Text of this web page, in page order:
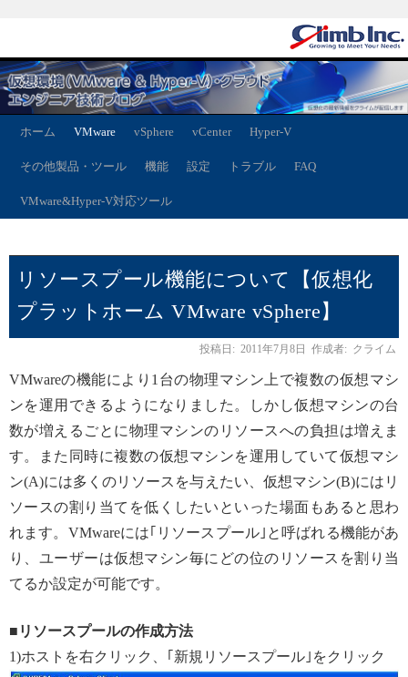
ホーム VMware vSphere vCenter Hyper-V
その他製品・ツール 機能 設定 トラブル FAQ
VMware&Hyper-V対応ツール
リソースプール機能について【仮想化
プラットホーム VMware vSphere】
投稿日: 2011年7月8日 作成者: クライム
VMwareの機能により1台の物理マシン上で複数の仮想マシ
ンを運用できるようになりました。しかし仮想マシンの台
数が増えるごとに物理マシンのリソースへの負担は増えま
す。また同時に複数の仮想マシンを運用していて仮想マシ
ン(A)には多くのリソースを与えたい、仮想マシン(B)にはリ
ソースの割り当てを低くしたいといった場面もあると思わ
れます。VMwareには｢リソースプール｣と呼ばれる機能があ
り、ユーザーは仮想マシン毎にどの位のリソースを割り当
てるか設定が可能です。
■リソースプールの作成方法
1)ホストを右クリック、｢新規リソースプール｣をクリック